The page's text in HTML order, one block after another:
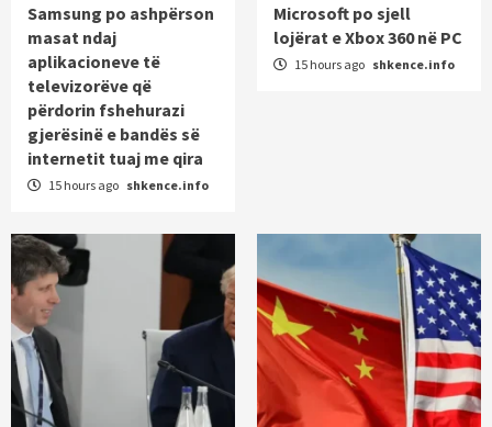
Samsung po ashpërson
masat ndaj
aplikacioneve të
televizorëve që
përdorin fshehurazi
gjerësinë e bandës së
internetit tuaj me qira
15 hours ago shkence.info
Microsoft po sjell
lojërat e Xbox 360 në PC
15 hours ago shkence.info